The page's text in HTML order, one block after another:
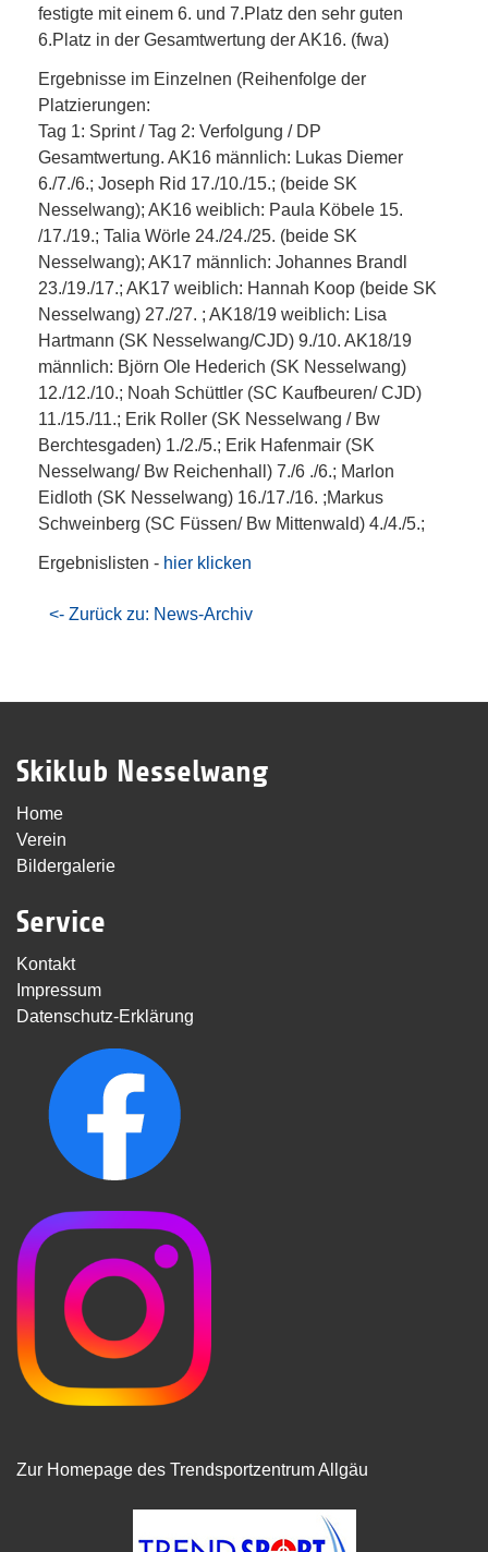
festigte mit einem 6. und 7.Platz den sehr guten
6.Platz in der Gesamtwertung der AK16. (fwa)
Ergebnisse im Einzelnen (Reihenfolge der
Platzierungen:
Tag 1: Sprint / Tag 2: Verfolgung / DP
Gesamtwertung. AK16 männlich: Lukas Diemer
6./7./6.; Joseph Rid 17./10./15.; (beide SK
Nesselwang); AK16 weiblich: Paula Köbele 15.
/17./19.; Talia Wörle 24./24./25. (beide SK
Nesselwang); AK17 männlich: Johannes Brandl
23./19./17.; AK17 weiblich: Hannah Koop (beide SK
Nesselwang) 27./27. ; AK18/19 weiblich: Lisa
Hartmann (SK Nesselwang/CJD) 9./10. AK18/19
männlich: Björn Ole Hederich (SK Nesselwang)
12./12./10.; Noah Schüttler (SC Kaufbeuren/ CJD)
11./15./11.; Erik Roller (SK Nesselwang / Bw
Berchtesgaden) 1./2./5.; Erik Hafenmair (SK
Nesselwang/ Bw Reichenhall) 7./6 ./6.; Marlon
Eidloth (SK Nesselwang) 16./17./16. ;Markus
Schweinberg (SC Füssen/ Bw Mittenwald) 4./4./5.;
Ergebnislisten - hier klicken
<- Zurück zu: News-Archiv
Skiklub Nesselwang
Home
Verein
Bildergalerie
Service
Kontakt
Impressum
Datenschutz-Erklärung
Zur Homepage des Trendsportzentrum Allgäu